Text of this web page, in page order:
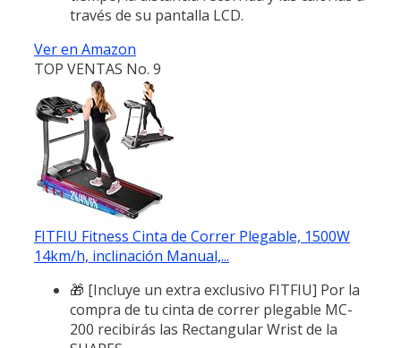
través de su pantalla LCD.
Ver en Amazon
TOP VENTAS No. 9
FITFIU Fitness Cinta de Correr Plegable, 1500W
14km/h, inclinación Manual,...
🎁 [Incluye un extra exclusivo FITFIU] Por la
compra de tu cinta de correr plegable MC-
200 recibirás las Rectangular Wrist de la